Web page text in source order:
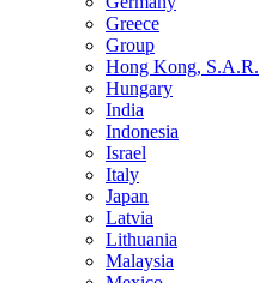
Greece
Group
Hong Kong, S.A.R.
Hungary
India
Indonesia
Israel
Italy
Japan
Latvia
Lithuania
Malaysia